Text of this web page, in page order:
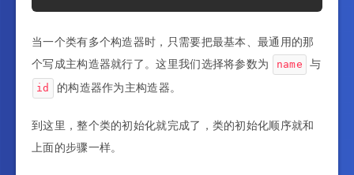
当一个类有多个构造器时，只需要把最基本、最通用的那
个写成主构造器就行了。这里我们选择将参数为
name 与
id 的构造器作为主构造器。
到这里，整个类的初始化就完成了，类的初始化顺序就和
上面的步骤一样。